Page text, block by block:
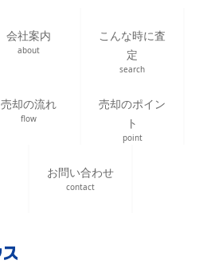
会社案内
about
こんな時に査
定
search
売却の流れ
flow
売却のポイン
ト
point
お問い合わせ
contact